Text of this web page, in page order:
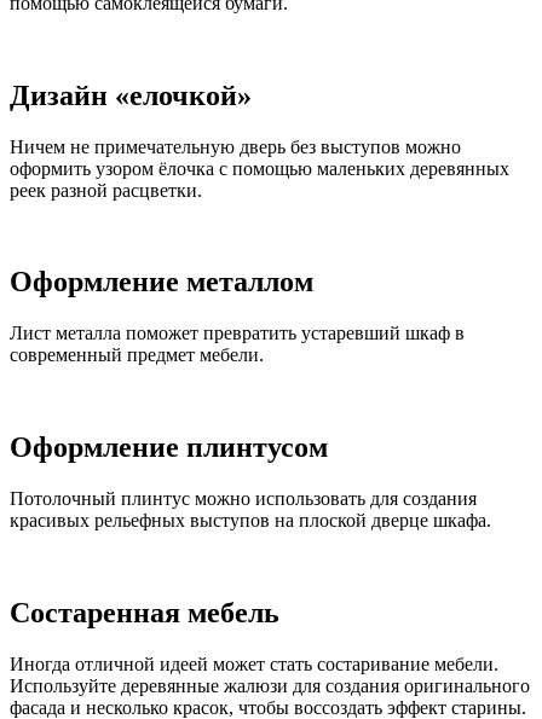
Дизайн «елочкой»
Ничем не примечательную дверь без выступов можно
оформить узором ёлочка с помощью маленьких деревянных
реек разной расцветки.
Оформление металлом
Лист металла поможет превратить устаревший шкаф в
современный предмет мебели.
Оформление плинтусом
Потолочный плинтус можно использовать для создания
красивых рельефных выступов на плоской дверце шкафа.
Состаренная мебель
Иногда отличной идеей может стать состаривание мебели.
Используйте деревянные жалюзи для создания оригинального
фасада и несколько красок, чтобы воссоздать эффект старины.